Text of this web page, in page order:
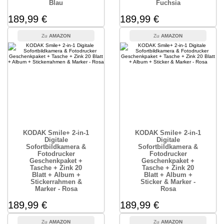
Blau
189,99 €
AMAZON
Fuchsia
189,99 €
AMAZON
KODAK Smile+ 2-in-1
Digitale
Sofortbildkamera &
Fotodrucker
Geschenkpaket +
Tasche + Zink 20
Blatt + Album +
Stickerrahmen &
Marker - Rosa
189,99 €
AMAZON
KODAK Smile+ 2-in-1
Digitale
Sofortbildkamera &
Fotodrucker
Geschenkpaket +
Tasche + Zink 20
Blatt + Album +
Sticker & Marker -
Rosa
189,99 €
AMAZON